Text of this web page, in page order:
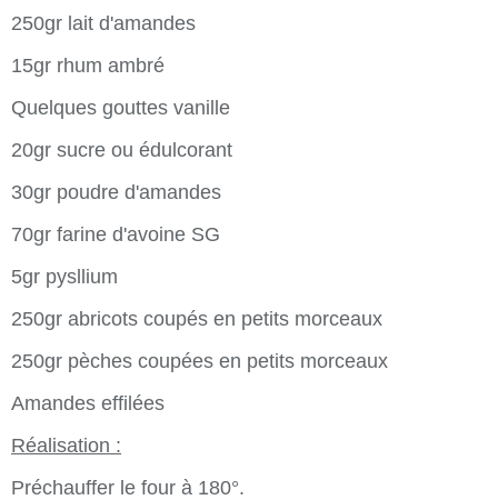
250gr lait d'amandes
15gr rhum ambré
Quelques gouttes vanille
20gr sucre ou édulcorant
30gr poudre d'amandes
70gr farine d'avoine SG
5gr pysllium
250gr abricots coupés en petits morceaux
250gr pèches coupées en petits morceaux
Amandes effilées
Réalisation :
Préchauffer le four à 180°.